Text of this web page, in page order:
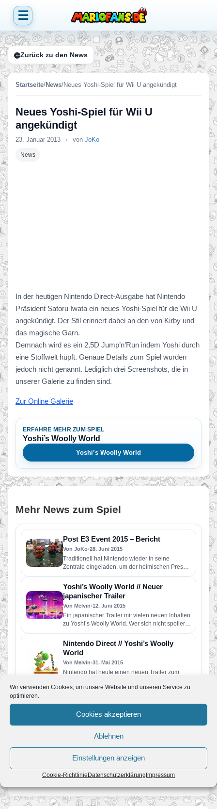
Wir verwenden Cookies, um unsere Website und unseren Service zu
optimieren.
Cookies akzeptieren
Ablehnen
Einstellungen anzeigen
Cookie-RichtlinieDatenschutzerklärungImpressum
☰
Zurück zu den News
Startseite/News/Neues Yoshi-Spiel für Wii U angekündigt
Neues Yoshi-Spiel für Wii U
angekündigt
23. Januar 2013 • von JoKo
News
In der heutigen Nintendo Direct-Ausgabe hat Nintendo
Präsident Satoru Iwata ein neues Yoshi-Spiel für die Wii U
angekündigt. Der Stil erinnert dabei an den von Kirby und
das magische Garn.
Demnach wird es ein 2,5D Jump’n’Run indem Yoshi durch
eine Stoffwelt hüpft. Genaue Details zum Spiel wurden
jedoch nicht genannt. Lediglich drei Screenshots, die in
unserer Galerie zu finden sind.
Zur Online Galerie
ERFAHRE MEHR ZUM SPIEL
Yoshi’s Woolly World
Yoshi’s Woolly World
Mehr News zum Spiel
Post E3 Event 2015 – Bericht
Von JoKo•28. Juni 2015
Traditionell hat Nintendo wieder in seine
Zentrale eingeladen, um der heimischen Presse
die Möglichkeit zu geben, die neu…
Yoshi’s Woolly World // Neuer
japanischer Trailer
Von Melvin•12. Juni 2015
Ein japanischer Trailer mit vielen neuen Inhalten
zu Yoshi’s Woolly World. Wer sich nicht spoilern
lassen will sollte…
Nintendo Direct // Yoshi’s Woolly
World
Von Melvin•31. Mai 2015
Nintendo hat heute einen neuen Trailer zum
der u.a. auf die…
Neuer CGI-Trailer zeigt die unterschiedliche
Sie haben eine lange, klebrige Zunge,…
← 2 neue Mario-Spiele für Wii U angekündigt